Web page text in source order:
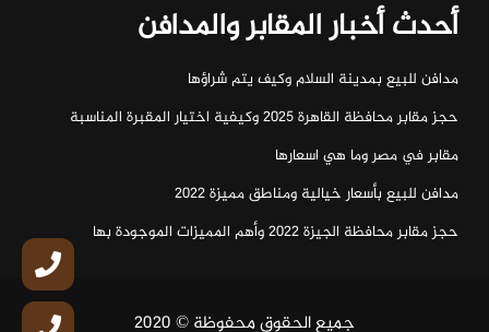
أحدث أخبار المقابر والمدافن
مدافن للبيع بمدينة السلام وكيف يتم شراؤها
حجز مقابر محافظة القاهرة 2025 وكيفية اختيار المقبرة المناسبة
مقابر في مصر وما هي اسعارها
مدافن للبيع بأسعار خيالية ومناطق مميزة 2022
حجز مقابر محافظة الجيزة 2022 وأهم المميزات الموجودة بها
جميع الحقوق محفوظة © 2020